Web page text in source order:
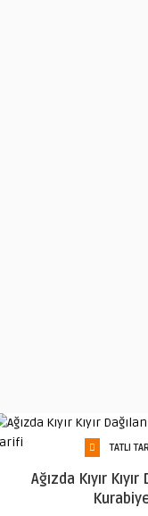
TATLI
Ağızda Kıyır Kıyır